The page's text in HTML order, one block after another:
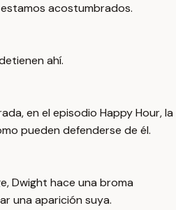
acostumbrados.
ahí.
en el episodio Happy Hour, la
pueden defenderse de él.
Dwight hace una broma
una aparición suya.